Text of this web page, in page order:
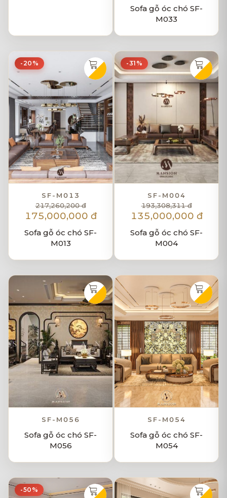
Sofa gỗ óc chó SF-
M033
-20%
SF-M013
217,260,200 đ
175,000,000 đ
Sofa gỗ óc chó SF-
M013
-31%
SF-M004
193,308,311 đ
135,000,000 đ
Sofa gỗ óc chó SF-
M004
SF-M056
Sofa gỗ óc chó SF-
M056
SF-M054
Sofa gỗ óc chó SF-
M054
-50%